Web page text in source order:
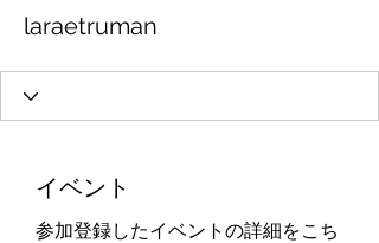
laraetruman
イベント
参加登録したイベントの詳細をこち